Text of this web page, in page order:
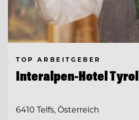
TOP ARBEITGEBER
Interalpen-Hotel Tyrol
6410 Telfs, Österreich